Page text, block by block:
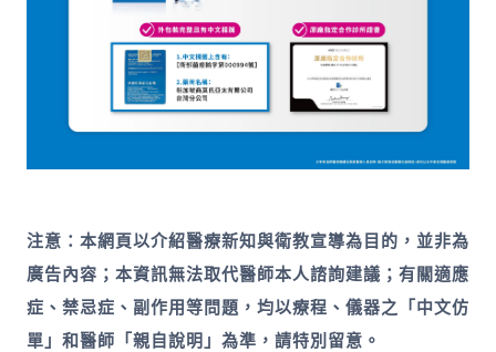
注意：本網頁以介紹醫療新知與衛教宣導為目的，並非為
廣告內容；本資訊無法取代醫師本人諮詢建議；有關適應
症、禁忌症、副作用等問題，均以療程、儀器之「中文仿
單」和醫師「親自說明」為準，請特別留意。